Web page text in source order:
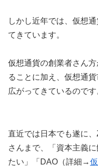
しかし近年では、仮想
てきています。
仮想通貨の創業者さん
ることに加え、仮想通
広がってきているのです
直近では日本でも遂に
さんまで、「資本主義
たい」「DAO（詳細→